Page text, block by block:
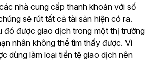
nhà cung cấp thanh khoản với số
sẽ rút tất cả tài sản hiện có ra.
đó được giao dịch trong một thị trường
nhân không thể tìm thấy được. Vì
dùng làm loại tiền tệ giao dịch nên